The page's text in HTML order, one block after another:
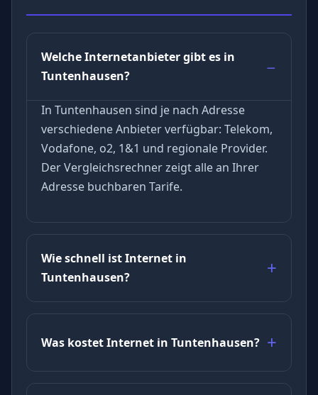
Welche Internetanbieter gibt es in
Tuntenhausen?
In Tuntenhausen sind je nach Adresse
verschiedene Anbieter verfügbar: Telekom,
Vodafone, o2, 1&1 und regionale Provider.
Der Vergleichsrechner zeigt alle an Ihrer
Adresse buchbaren Tarife.
Wie schnell ist Internet in
Tuntenhausen?
Was kostet Internet in Tuntenhausen?